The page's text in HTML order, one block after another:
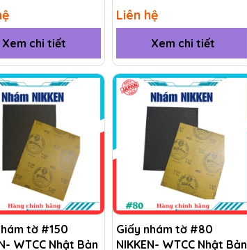
Xem chi tiết
Liên hệ
Xem chi tiết
tờ #150
WTCC Nhật Bản
Giấy nhám tờ #80
NIKKEN- WTCC Nhật Bản